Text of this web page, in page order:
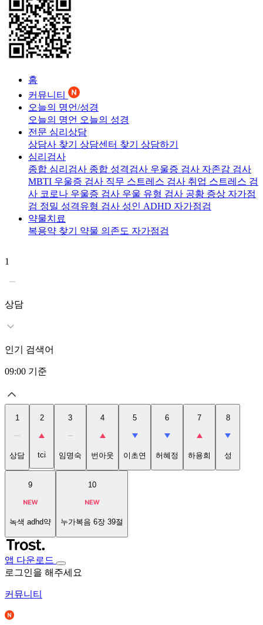
홈
커뮤니티
오늘의 명언/성경
오늘의 명언 오늘의 성경
전문 심리상담
상담사 찾기 상담센터 찾기 상담하기
심리검사
종합 심리검사 종합 성격검사 우울증 검사 자존감 검사
MBTI 우울증 검사 직무 스트레스 검사 취업 스트레스 검
사 코로나 우울증 검사 우울 유형 검사 공황 증상 자가점
검 정밀 성격유형 검사 성인 ADHD 자가점검
약물치료
복용약 찾기 약물 의존도 자가점검
1
상담
인기 검색어
09:00 기준
1
상담
2
tci
3
임명숙
4
번아웃
5
이초연
6
허혜정
7
하용희
8
성
9
녹색 adhd약
10
누가복음 6장 39절
앱 다운로드
로그인을 해주세요
커뮤니티